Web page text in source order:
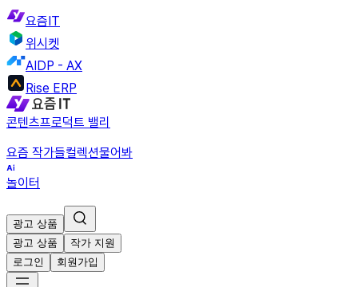
요즘IT
위시켓
AIDP - AX
Rise ERP
콘텐츠프로덕트 밸리
요즘 작가들컬렉션물어봐
놀이터
광고 상품
광고 상품
작가 지원
로그인
회원가입